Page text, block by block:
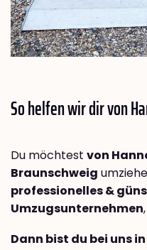
So helfen wir dir von
Du möchtest von
Braunschweig
professionelles &
Umzugsunternehmen
Dann bist du bei uns